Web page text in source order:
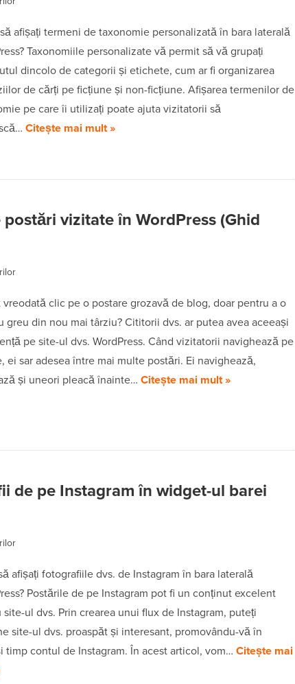
afișați termeni de taxonomie personalizată în bara laterală
Taxonomiile personalizate vă permit să vă grupați
dincolo de categorii și etichete, cum ar fi organizarea
de cărți pe ficțiune și non-ficțiune. Afișarea termenilor de
pe care îi utilizați poate ajuta vizitatorii să
Citește mai mult »
vizitate în WordPress (Ghid
vreodată clic pe o postare grozavă de blog, doar pentru a o
greu din nou mai târziu? Cititorii dvs. ar putea avea aceeași
pe site-ul dvs. WordPress. Când vizitatorii navighează pe
ei sar adesea între mai multe postări. Ei navighează,
și uneori pleacă înainte… Citește mai mult »
de pe Instagram în widget-ul barei
afișați fotografiile dvs. de Instagram în bara laterală
Postările de pe Instagram pot fi un conținut excelent
site-ul dvs. Prin crearea unui flux de Instagram, puteți
site-ul dvs. proaspăt și interesant, promovându-vă în
timp contul de Instagram. În acest articol, vom… Citește mai